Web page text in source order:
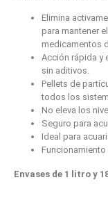
Elimina
para mantener
medicamentos
Acción rápida y
sin aditivos.
Pellets de
todos los
No eleva los
Seguro para
Ideal para
Envases de 1 litro y